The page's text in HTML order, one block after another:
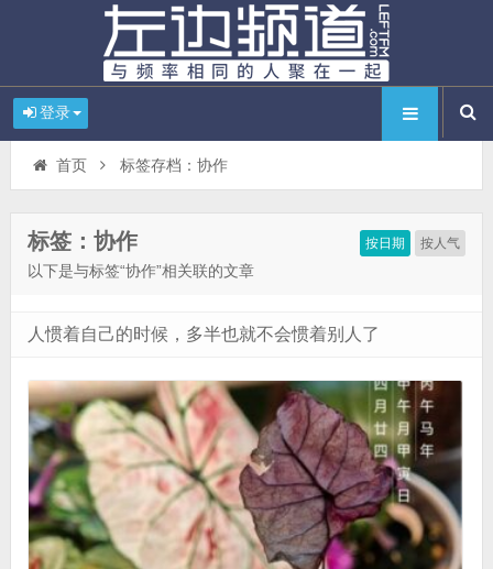
登录
首页 标签存档：协作
按日期 按人气
标签：协作
以下是与标签“协作”相关联的文章
人惯着自己的时候，多半也就不会惯着别人了